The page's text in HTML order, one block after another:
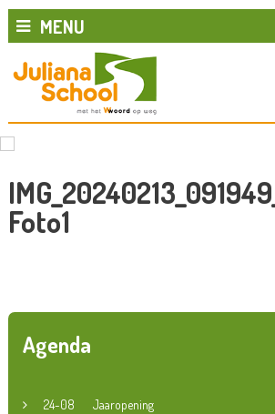
MENU
Foto1
Agenda
24-08 Jaaropening